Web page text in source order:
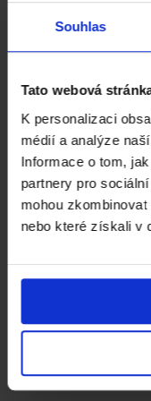
Souhlas
Tato webová
K personalizaci
médií a analýze
Informace o tom,
partnery pro
mohou
nebo které získali v
Staňte se
podpořte
Generální partner